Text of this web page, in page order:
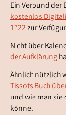
Ein Verbund
kostenlos
1722zur
Nicht über
der Aufklärung
Ähnlich nützlich
Tissots Buch
und wie man sie
könne.